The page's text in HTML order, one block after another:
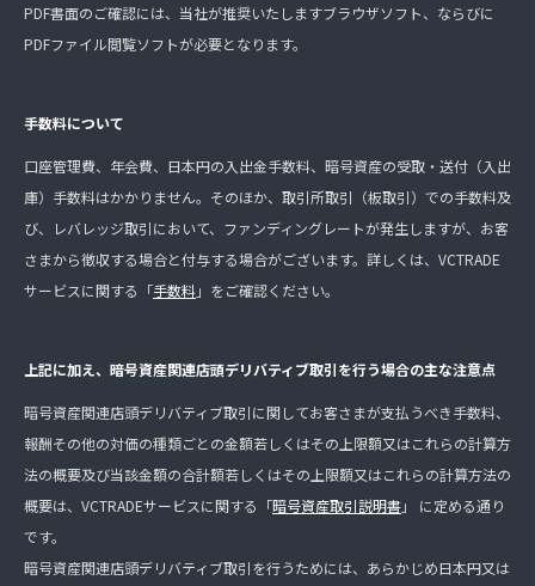
PDF書面のご確認には、当社が推奨いたしますブラウザソフト、ならびに
PDFファイル閲覧ソフトが必要となります。
手数料について
口座管理費、年会費、日本円の入出金手数料、暗号資産の受取・送付（入出
庫）手数料はかかりません。そのほか、取引所取引（板取引）での手数料及
び、レバレッジ取引において、ファンディングレートが発生しますが、お客
さまから徴収する場合と付与する場合がございます。詳しくは、VCTRADE
サービスに関する「手数料」をご確認ください。
上記に加え、暗号資産関連店頭デリバティブ取引を行う場合の主な注意点
暗号資産関連店頭デリバティブ取引に関してお客さまが支払うべき手数料、
報酬その他の対価の種類ごとの金額若しくはその上限額又はこれらの計算方
法の概要及び当該金額の合計額若しくはその上限額又はこれらの計算方法の
概要は、VCTRADEサービスに関する「暗号資産取引説明書」 に定める通り
です。
暗号資産関連店頭デリバティブ取引を行うためには、あらかじめ日本円又は